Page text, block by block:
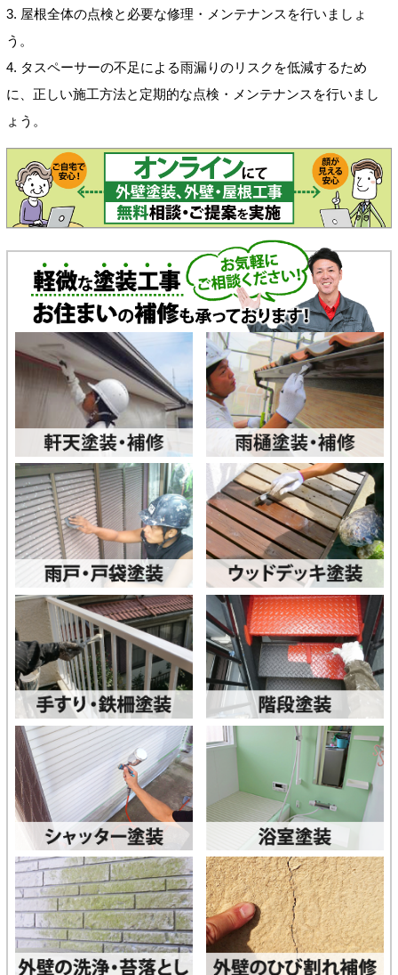
3. 屋根全体の点検と必要な修理・メンテナンスを行いましょ
う。
4. タスペーサーの不足による雨漏りのリスクを低減するため
に、正しい施工方法と定期的な点検・メンテナンスを行いまし
ょう。